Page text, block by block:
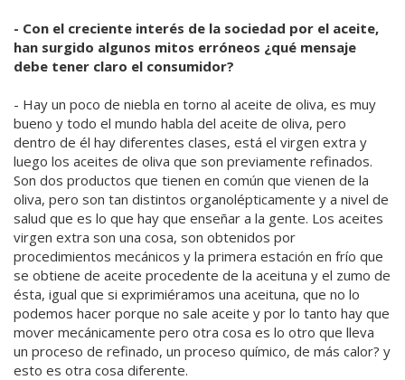
- Con el creciente interés de la sociedad por el aceite,
han surgido algunos mitos erróneos ¿qué mensaje
debe tener claro el consumidor?
- Hay un poco de niebla en torno al aceite de oliva, es muy
bueno y todo el mundo habla del aceite de oliva, pero
dentro de él hay diferentes clases, está el virgen extra y
luego los aceites de oliva que son previamente refinados.
Son dos productos que tienen en común que vienen de la
oliva, pero son tan distintos organolépticamente y a nivel de
salud que es lo que hay que enseñar a la gente. Los aceites
virgen extra son una cosa, son obtenidos por
procedimientos mecánicos y la primera estación en frío que
se obtiene de aceite procedente de la aceituna y el zumo de
ésta, igual que si exprimiéramos una aceituna, que no lo
podemos hacer porque no sale aceite y por lo tanto hay que
mover mecánicamente pero otra cosa es lo otro que lleva
un proceso de refinado, un proceso químico, de más calor? y
esto es otra cosa diferente.